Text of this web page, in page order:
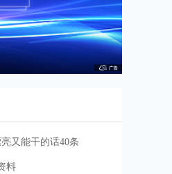
又能干的话40条
料